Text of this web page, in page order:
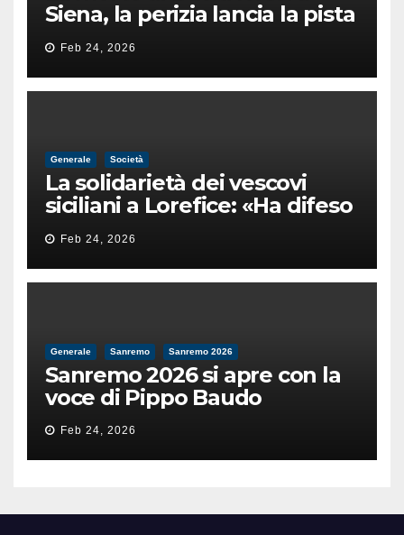
Siena, la perizia lancia la pista
di un’intimidazione finita
male
Feb 24, 2026
Generale Società
La solidarietà dei vescovi
siciliani a Lorefice: «Ha difeso
il valore e la dignità
dell’umanità»
Feb 24, 2026
Generale Sanremo Sanremo 2026
Sanremo 2026 si apre con la
voce di Pippo Baudo
Feb 24, 2026